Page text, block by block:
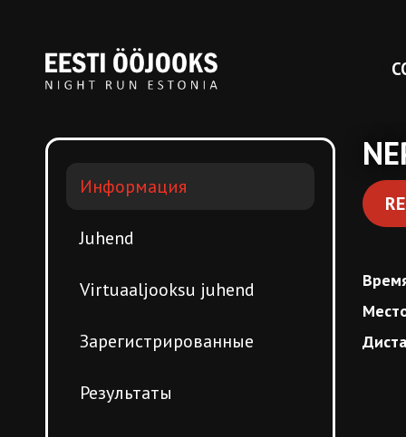
Информация
Juhend
Virtuaaljooksu juhend
Зарегистрированные
Результаты